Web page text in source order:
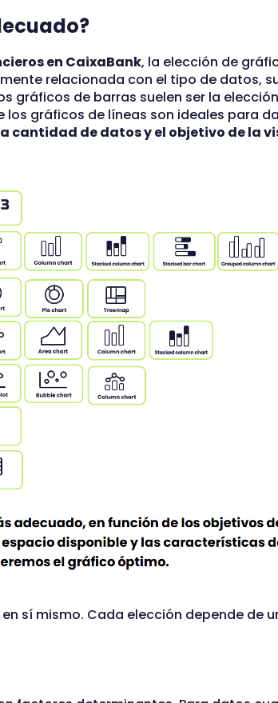
en CaixaBank, la elección de
relacionada con el tipo de datos,
gráficos de barras suelen ser la
gráficos de líneas son ideales para
cantidad de datos y el objetivo de la
sí mismo. Cada elección depende de